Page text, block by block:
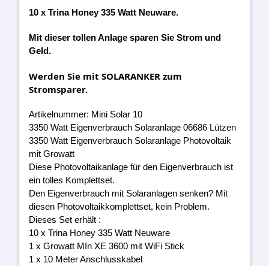
10 x Trina Honey 335 Watt Neuware.
Mit dieser tollen Anlage sparen Sie Strom und
Geld.
Werden Sie mit SOLARANKER zum
Stromsparer.
Artikelnummer: Mini Solar 10
3350 Watt Eigenverbrauch Solaranlage 06686 Lützen
3350 Watt Eigenverbrauch Solaranlage Photovoltaik
mit Growatt
Diese Photovoltaikanlage für den Eigenverbrauch ist
ein tolles Komplettset.
Den Eigenverbrauch mit Solaranlagen senken? Mit
diesen Photovoltaikkomplettset, kein Problem.
Dieses Set erhält :
10 x Trina Honey 335 Watt Neuware
1 x Growatt MIn XE 3600 mit WiFi Stick
1 x 10 Meter Anschlusskabel